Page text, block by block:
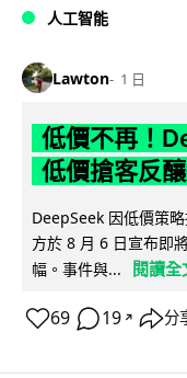
人工智能
Lawton 1 日
低價不再！
低價搶客反
DeepSeek 因低價策
方於 8 月 6 日宣布即
幅。事件與...
閱讀全
69 19 ↗ 分